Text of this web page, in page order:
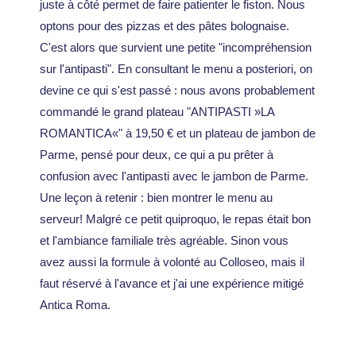
Toute
Famill
ult
6 Août
2026
des
feux
d’artif
ice et
des
évène
ment
Chnordiste
5 Août
nche
9
août
2026
5 Août
2026
Toute
la
e !
Chnordiste
2026
juste à côté permet de faire patienter le fiston. Nous
optons pour des pizzas et des pâtes bolognaise.
C'est alors que survient une petite "incompréhension
sur l'antipasti". En consultant le menu a posteriori, on
devine ce qui s'est passé : nous avons probablement
commandé le grand plateau "ANTIPASTI »LA
ROMANTICA«" à 19,50 € et un plateau de jambon de
Parme, pensé pour deux, ce qui a pu prêter à
confusion avec l'antipasti avec le jambon de Parme.
Une leçon à retenir : bien montrer le menu au
serveur! Malgré ce petit quiproquo, le repas était bon
et l'ambiance familiale très agréable. Sinon vous
avez aussi la formule à volonté au Colloseo, mais il
faut réservé à l'avance et j'ai une expérience mitigé
Antica Roma.